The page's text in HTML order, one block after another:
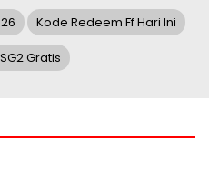
Kode Redeem Ff Hari Ini
Gratis